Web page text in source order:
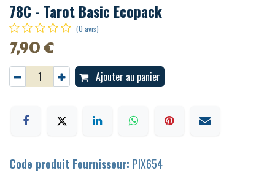
78C - Tarot Basic Ecopack
(0 avis)
7,90€
Ajouter au panier
Code produit Fournisseur: PIX654